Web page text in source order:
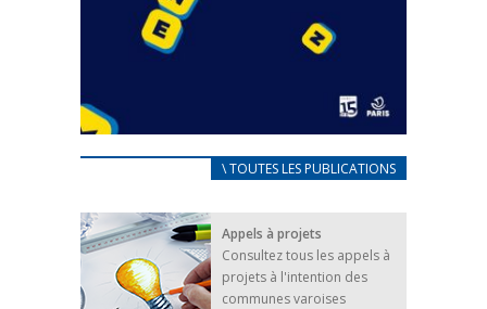
CARNET D’ACCUEIL
25 avril 2022
Afin d’accompagner au mieux les réfugiés
ukrainiens arrivés en France,...
FEUILLETER
\ TOUTES LES PUBLICATIONS
Appels à projets
Consultez tous les appels à
projets à l'intention des
communes varoises